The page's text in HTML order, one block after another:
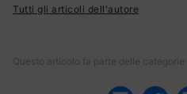
Tutti gli articoli dell'autore
Questo articolo fa parte delle categorie: